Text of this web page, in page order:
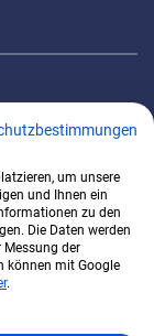
AN
um unsere
und Ihnen ein
zu den
Die Daten werden
der
können mit Google
.